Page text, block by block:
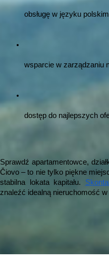
obsługę w języku polskim
wsparcie w zarządzaniu
dostęp do najlepszych
Sprawdź apartamentowce,
Čiovo – to nie tylko piękne
stabilna lokata kapitału.
znaleźć idealną nieruchomość